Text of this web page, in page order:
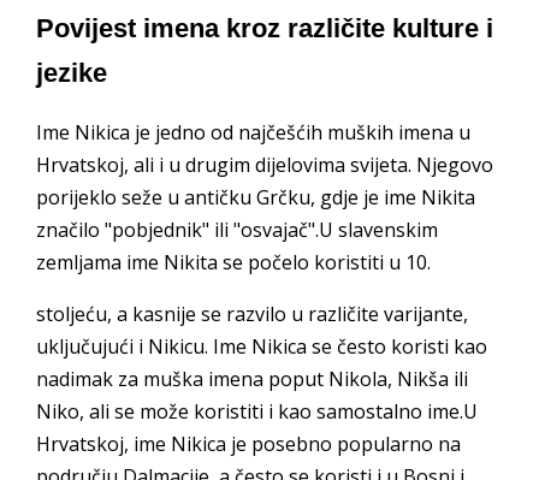
Povijest imena kroz različite kulture i
jezike
Ime Nikica je jedno od najčešćih muških imena u
Hrvatskoj, ali i u drugim dijelovima svijeta. Njegovo
porijeklo seže u antičku Grčku, gdje je ime Nikita
značilo "pobjednik" ili "osvajač".U slavenskim
zemljama ime Nikita se počelo koristiti u 10.
stoljeću, a kasnije se razvilo u različite varijante,
uključujući i Nikicu. Ime Nikica se često koristi kao
nadimak za muška imena poput Nikola, Nikša ili
Niko, ali se može koristiti i kao samostalno ime.U
Hrvatskoj, ime Nikica je posebno popularno na